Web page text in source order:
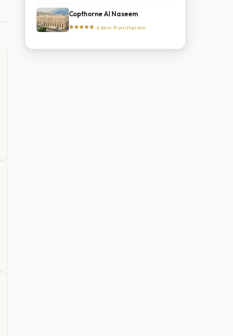
Copthorne Al Naseem
· 6.6km from Haram